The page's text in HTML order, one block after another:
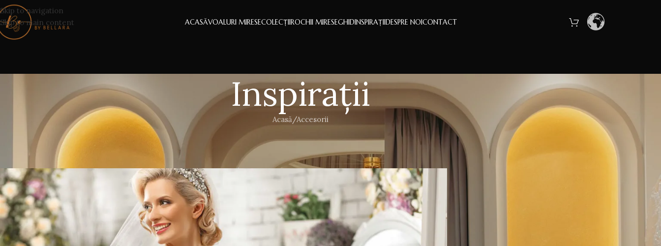
Skip to navigation
Skip to main content
ACASĂVOALURI MIRESECOLECȚIIROCHII MIRESEGHIDINSPIRAȚIIDESPRE NOICONTACT
Inspirații
Acasă Accesorii
ACCESORII DESPRE IUBIRE
Tratamente de frumusete pe care sa nu le incerci inainte de nunta!
Voaluri Mirese
CATEGORII ARTICOLE
Accesorii
Despre Iubire
Rochii de Mireasă